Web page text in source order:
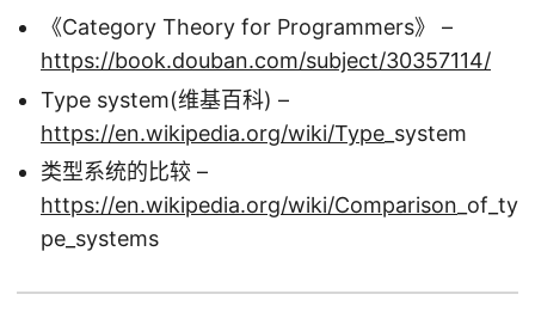
《Category Theory for Programmers》 –
https://book.douban.com/subject/30357114/
Type system(维基百科) –
https://en.wikipedia.org/wiki/Type _system
类型系统的比较 –
https://en.wikipedia.org/wiki/Comparison _of_ty
pe_systems